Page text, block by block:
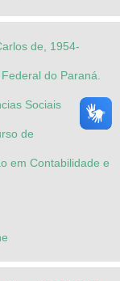
de, 1954-
do Paraná.
Sociais
de
em Contabilidade e